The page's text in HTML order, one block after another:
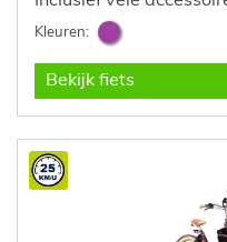
Bekijk fiets